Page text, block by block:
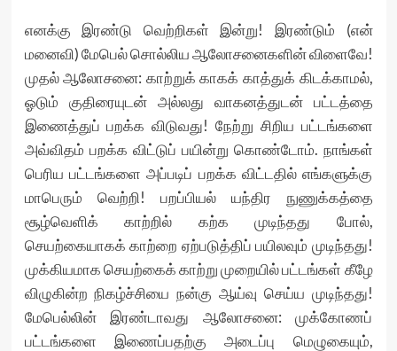
எனக்கு இரண்டு வெற்றிகள் இன்று! இரண்டும் (என்
மனைவி) மேபெல் சொல்லிய ஆலோசனைகளின் விளைவே!
முதல் ஆலோசனை: காற்றுக் காகக் காத்துக் கிடக்காமல்,
ஓடும் குதிரையுடன் அல்லது வாகனத்துடன் பட்டத்தை
இணைத்துப் பறக்க விடுவது! நேற்று சிறிய பட்டங்களை
அவ்விதம் பறக்க விட்டுப் பயின்று கொண்டோம். நாங்கள்
பெரிய பட்டங்களை அப்படிப் பறக்க விட்டதில் எங்களுக்கு
மாபெரும் வெற்றி! பறப்பியல் யந்திர நுணுக்கத்தை
சூழ்வெளிக் காற்றில் கற்க முடிந்தது போல்,
செயற்கையாகக் காற்றை ஏற்படுத்திப் பயிலவும் முடிந்தது!
முக்கியமாக செயற்கைக் காற்று முறையில் பட்டங்கள் கீழே
விழுகின்ற நிகழ்ச்சியை நன்கு ஆய்வு செய்ய முடிந்தது!
மேபெல்லின் இரண்டாவது ஆலோசனை: முக்கோணப்
பட்டங்களை இணைப்பதற்கு அடைப்பு மெழுகையும்,